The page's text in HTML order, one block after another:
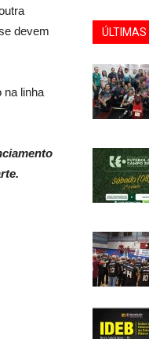
devem
na linha
ÚLTIMAS